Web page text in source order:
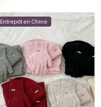
Entrepôt en Chine